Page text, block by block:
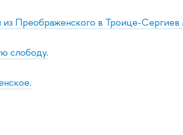
Преображенского в Троице-Сергиев
слободу.